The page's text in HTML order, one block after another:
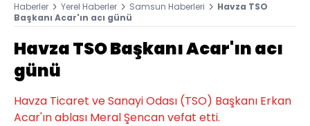
Haberler Yerel Haberler Samsun Haberleri
Havza TSO
Başkanı Acar'ın acı günü
Havza TSO Başkanı Acar'ın acı
günü
Havza Ticaret ve Sanayi Odası (TSO) Başkanı Erkan
Acar'ın ablası Meral Şencan vefat etti.